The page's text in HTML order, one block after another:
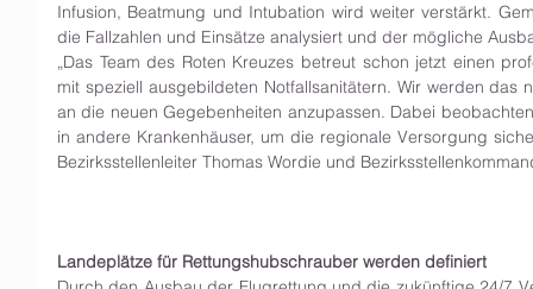
Infusion, Beatmung und Intubation wird weiter verstärkt.
die Fallzahlen und Einsätze analysiert und der mögliche
„Das Team des Roten Kreuzes betreut schon jetzt einen
mit speziell ausgebildeten Notfallsanitätern. Wir werden das
an die neuen Gegebenheiten anzupassen. Dabei
in andere Krankenhäuser, um die regionale Versorgung
Bezirksstellenleiter Thomas Wordie und
Landeplätze für Rettungshubschrauber werden definiert